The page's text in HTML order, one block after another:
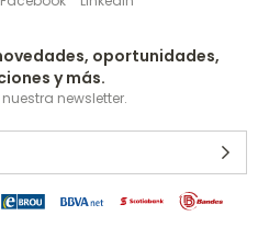
oportunidades,
y más.
newsletter.